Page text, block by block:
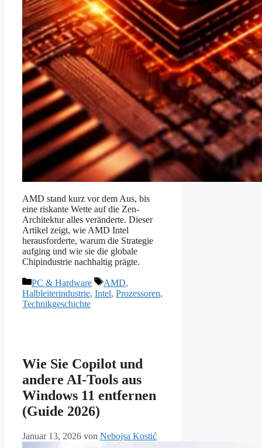
AMD stand kurz vor dem Aus, bis
eine riskante Wette auf die Zen-
Architektur alles veränderte. Dieser
Artikel zeigt, wie AMD Intel
herausforderte, warum die Strategie
aufging und wie sie die globale
Chipindustrie nachhaltig prägte.
Kategorien
PC & Hardware Schlagwörter
AMD,
Halbleiterindustrie, Intel, Prozessoren,
Technikgeschichte
Wie Sie Copilot und
andere AI-Tools aus
Windows 11 entfernen
(Guide 2026)
Januar 13, 2026 von Nebojsa Kostić